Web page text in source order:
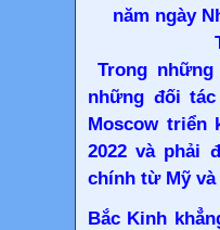
năm ngày
Trong
những đối
Moscow triển
2022 và phải
chính từ Mỹ và
Bắc Kinh